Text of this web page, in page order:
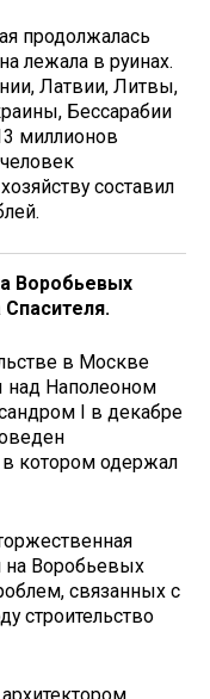
продолжалась
лежала в руинах.
Латвии, Литвы,
Бессарабии
миллионов
составил
Воробьевых
в Москве
над Наполеоном
I в декабре
котором одержал
на Воробьевых
связанных с
строительство